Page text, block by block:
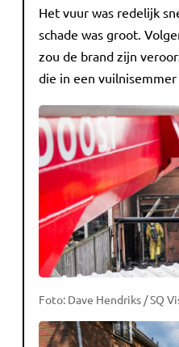
Het vuur was redelijk
schade was groot.
zou de brand zijn
die in een vuilnisemmer
Foto: Dave Hendriks / SQ